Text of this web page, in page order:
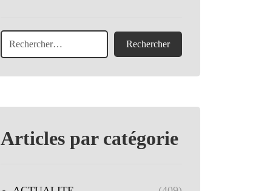
Articles par catégorie